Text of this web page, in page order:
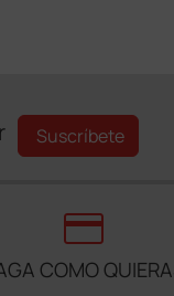
Suscríbete
credit_card
COMO